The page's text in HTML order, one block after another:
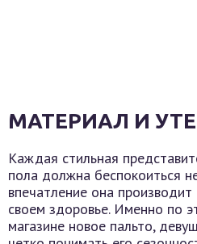
МАТЕРИАЛ И
Каждая стильная
пола должна беспокоиться
впечатление она
своем здоровье. Именно по
магазине новое пальто,